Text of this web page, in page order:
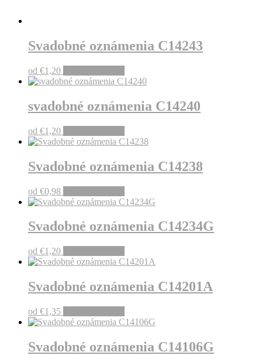
Svadobné oznámenia C14243
od €1,20
svadobné oznámenia C14240
od €1,20
Svadobné oznámenia C14238
od €0,98
Svadobné oznámenia C14234G
od €1,20
Svadobné oznámenia C14201A
od €1,35
Svadobné oznámenia C14106G